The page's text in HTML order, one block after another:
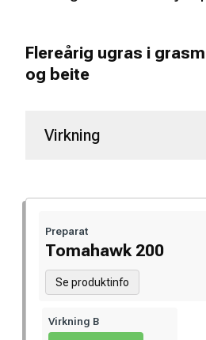
Flereårig ugras i
og beite
Virkning
Preparat
Tomahawk 200
Se produktinfo
Virkning B